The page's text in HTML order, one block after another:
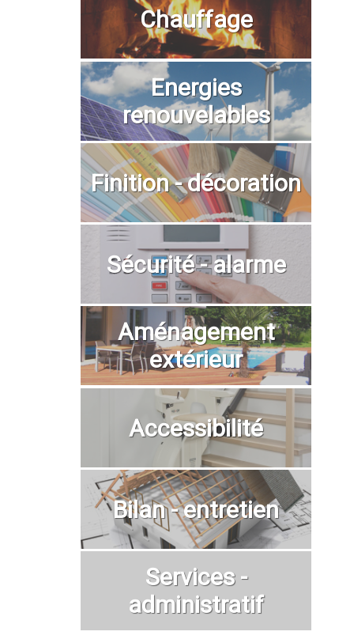
Chauffage
Energies
renouvelables
Finition - décoration
Sécurité - alarme
Aménagement
extérieur
Accessibilité
Bilan - entretien
Services -
administratif